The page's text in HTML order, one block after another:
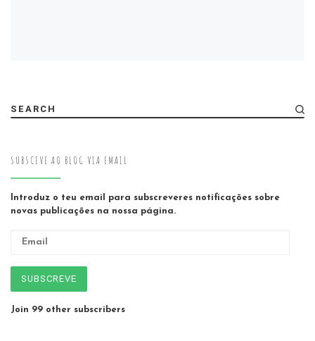
SEARCH
SUBSCEVE AO BLOG VIA EMAIL
Introduz o teu email para subscreveres notificações sobre
novas publicações na nossa página.
SUBSCREVE
Join 99 other subscribers